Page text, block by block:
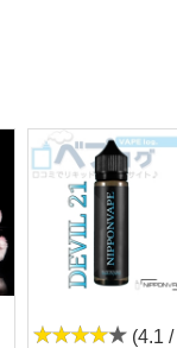
(4.1 /